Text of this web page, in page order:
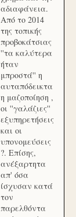
αδιαφάνεια.
Από το 2014
της τοπικής
προβοκάτσιας
''τα καλύτερα
ήταν
μπροστά'' η
αυταπόδεικτα
η μαζοποίηση ,
οι ''γαλάζιες''
εξυπηρετήσεις
και οι
υπονομεύσεις
?. Επίσης,
ανέξαρτητα
απ' όσα
ίσχυσαν κατά
τον
παρελθόντα